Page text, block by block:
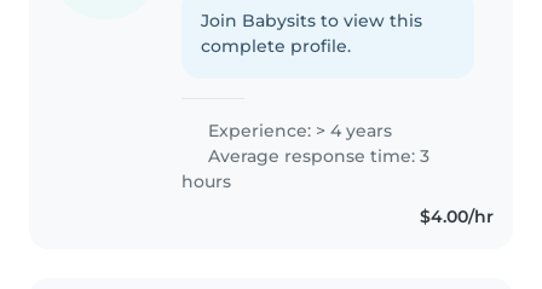
Join Babysits to view this
complete profile.
Experience: > 4 years
Average response time: 3
hours
$4.00/hr